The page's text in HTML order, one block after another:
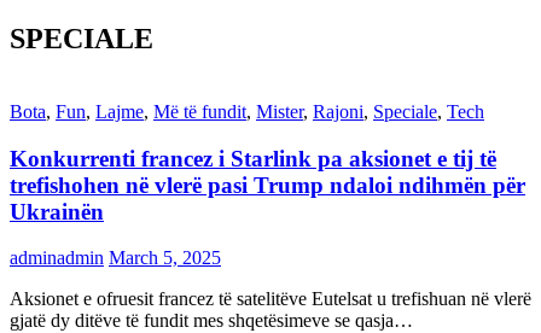
SPECIALE
Bota, Fun, Lajme, Më të fundit, Mister, Rajoni, Speciale, Tech
Konkurrenti francez i Starlink pa aksionet e tij të
trefishohen në vlerë pasi Trump ndaloi ndihmën për
Ukrainën
adminadmin March 5, 2025
Aksionet e ofruesit francez të satelitëve Eutelsat u trefishuan në vlerë
gjatë dy ditëve të fundit mes shqetësimeve se qasja…